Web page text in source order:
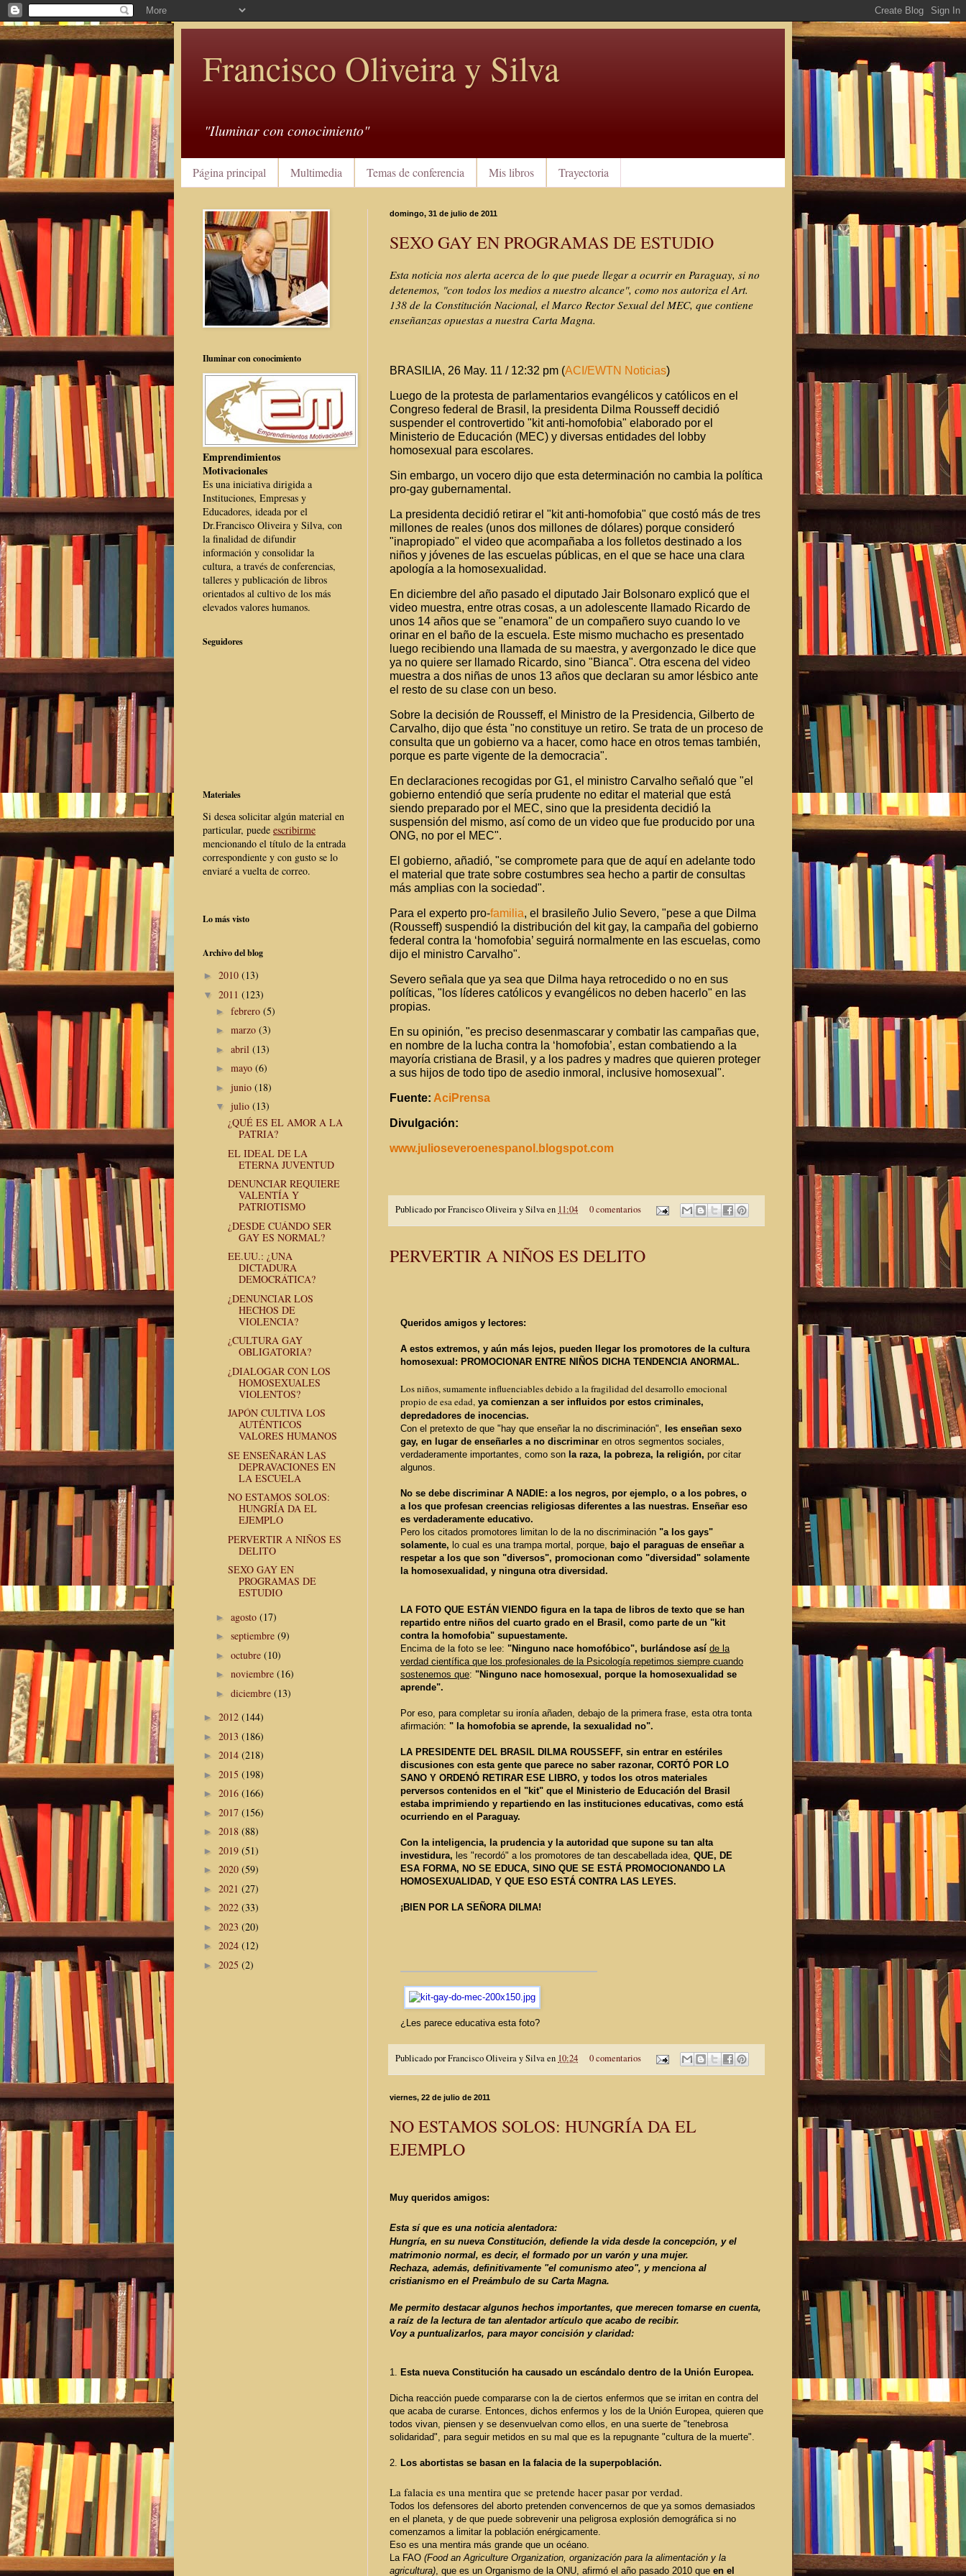
Francisco Oliveira y Silva
"Iluminar con conocimiento"
Página principal Multimedia Temas de conferencia Mis libros Trayectoria
domingo, 31 de julio de 2011
SEXO GAY EN PROGRAMAS DE ESTUDIO
Esta noticia nos alerta acerca de lo que puede llegar a ocurrir en Paraguay, si no
detenemos, "con todos los medios a nuestro alcance", como nos autoriza el Art.
138 de la Constitución Nacional, el Marco Rector Sexual del MEC, que contiene
enseñanzas opuestas a nuestra Carta Magna.
BRASILIA, 26 May. 11 / 12:32 pm (ACI/EWTN Noticias)
Luego de la protesta de parlamentarios evangélicos y católicos en el
Congreso federal de Brasil, la presidenta Dilma Rousseff decidió
suspender el controvertido "kit anti-homofobia" elaborado por el
Ministerio de Educación (MEC) y diversas entidades del lobby
homosexual para escolares.
Sin embargo, un vocero dijo que esta determinación no cambia la política
pro-gay gubernamental.
La presidenta decidió retirar el "kit anti-homofobia" que costó más de tres
millones de reales (unos dos millones de dólares) porque consideró
"inapropiado" el video que acompañaba a los folletos destinado a los
niños y jóvenes de las escuelas públicas, en el que se hace una clara
apología a la homosexualidad.
En diciembre del año pasado el diputado Jair Bolsonaro explicó que el
video muestra, entre otras cosas, a un adolescente llamado Ricardo de
unos 14 años que se "enamora" de un compañero suyo cuando lo ve
orinar en el baño de la escuela. Este mismo muchacho es presentado
luego recibiendo una llamada de su maestra, y avergonzado le dice que
ya no quiere ser llamado Ricardo, sino "Bianca". Otra escena del video
muestra a dos niñas de unos 13 años que declaran su amor lésbico ante
el resto de su clase con un beso.
Sobre la decisión de Rousseff, el Ministro de la Presidencia, Gilberto de
Carvalho, dijo que ésta "no constituye un retiro. Se trata de un proceso de
consulta que un gobierno va a hacer, como hace en otros temas también,
porque es parte vigente de la democracia".
En declaraciones recogidas por G1, el ministro Carvalho señaló que "el
gobierno entendió que sería prudente no editar el material que está
siendo preparado por el MEC, sino que la presidenta decidió la
suspensión del mismo, así como de un video que fue producido por una
ONG, no por el MEC".
El gobierno, añadió, "se compromete para que de aquí en adelante todo
el material que trate sobre costumbres sea hecho a partir de consultas
más amplias con la sociedad".
Para el experto pro-familia, el brasileño Julio Severo, "pese a que Dilma
(Rousseff) suspendió la distribución del kit gay, la campaña del gobierno
federal contra la ‘homofobia’ seguirá normalmente en las escuelas, como
dijo el ministro Carvalho".
Severo señala que ya sea que Dilma haya retrocedido o no en sus
políticas, "los líderes católicos y evangélicos no deben hacerlo" en las
propias.
En su opinión, "es preciso desenmascarar y combatir las campañas que,
en nombre de la lucha contra la ‘homofobia’, estan combatiendo a la
mayoría cristiana de Brasil, y a los padres y madres que quieren proteger
a sus hijos de todo tipo de asedio inmoral, inclusive homosexual".
Fuente: AciPrensa
Divulgación:
www.julioseveroenespanol.blogspot.com
Publicado porFrancisco Oliveira y Silvaen 11:04 0 comentarios
PERVERTIR A NIÑOS ES DELITO
Queridos amigos y lectores:
A estos extremos, y aún más lejos, pueden llegar los promotores de la cultura
homosexual: PROMOCIONAR ENTRE NIÑOS DICHA TENDENCIA ANORMAL.
Los niños, sumamente influenciables debido a la fragilidad del desarrollo emocional
propio de esa edad, ya comienzan a ser influidos por estos criminales,
depredadores de inocencias.
Con el pretexto de que "hay que enseñar la no discriminación", les enseñan sexo
gay, en lugar de enseñarles a no discriminar en otros segmentos sociales,
verdaderamente importantes, como son la raza, la pobreza, la religión, por citar
algunos.
No se debe discriminar A NADIE: a los negros, por ejemplo, o a los pobres, o
a los que profesan creencias religiosas diferentes a las nuestras. Enseñar eso
es verdaderamente educativo.
Pero los citados promotores limitan lo de la no discriminación "a los gays"
solamente, lo cual es una trampa mortal, porque, bajo el paraguas de enseñar a
respetar a los que son "diversos", promocionan como "diversidad" solamente
la homosexualidad, y ninguna otra diversidad.
LA FOTO QUE ESTÁN VIENDO figura en la tapa de libros de texto que se han
repartido entre niños del cuarto grado en el Brasil, como parte de un "kit
contra la homofobia" supuestamente.
Encima de la foto se lee: "Ninguno nace homofóbico", burlándose así de la
verdad científica que los profesionales de la Psicología repetimos siempre cuando
sostenemos que: "Ninguno nace homosexual, porque la homosexualidad se
aprende".
Por eso, para completar su ironía añaden, debajo de la primera frase, esta otra tonta
afirmación: " la homofobia se aprende, la sexualidad no".
LA PRESIDENTE DEL BRASIL DILMA ROUSSEFF, sin entrar en estériles
discusiones con esta gente que parece no saber razonar, CORTÓ POR LO
SANO Y ORDENÓ RETIRAR ESE LIBRO, y todos los otros materiales
perversos contenidos en el "kit" que el Ministerio de Educación del Brasil
estaba imprimiendo y repartiendo en las instituciones educativas, como está
ocurriendo en el Paraguay.
Con la inteligencia, la prudencia y la autoridad que supone su tan alta
investidura, les "recordó" a los promotores de tan descabellada idea, QUE, DE
ESA FORMA, NO SE EDUCA, SINO QUE SE ESTÁ PROMOCIONANDO LA
HOMOSEXUALIDAD, Y QUE ESO ESTÁ CONTRA LAS LEYES.
¡BIEN POR LA SEÑORA DILMA!
¿Les parece educativa esta foto?
Publicado porFrancisco Oliveira y Silvaen 10:24 0 comentarios
viernes, 22 de julio de 2011
NO ESTAMOS SOLOS: HUNGRÍA DA EL
EJEMPLO
Muy queridos amigos:
Esta sí que es una noticia alentadora:
Hungría, en su nueva Constitución, defiende la vida desde la concepción, y el
matrimonio normal, es decir, el formado por un varón y una mujer.
Rechaza, además, definitivamente "el comunismo ateo", y menciona al
cristianismo en el Preámbulo de su Carta Magna.
Me permito destacar algunos hechos importantes, que merecen tomarse en cuenta,
a raíz de la lectura de tan alentador artículo que acabo de recibir.
Voy a puntualizarlos, para mayor concisión y claridad:
1. Esta nueva Constitución ha causado un escándalo dentro de la Unión Europea.
Dicha reacción puede compararse con la de ciertos enfermos que se irritan en contra del
que acaba de curarse. Entonces, dichos enfermos y los de la Unión Europea, quieren que
todos vivan, piensen y se desenvuelvan como ellos, en una suerte de "tenebrosa
solidaridad", para seguir metidos en su mal que es la repugnante "cultura de la muerte".
2. Los abortistas se basan en lafalacia de la superpoblación.
La falacia es una mentira que se pretende hacer pasar por verdad.
Todos los defensores del aborto pretenden convencernos de que ya somos demasiados
en el planeta, y de que puede sobrevenir una peligrosa explosión demográfica si no
comenzamos a limitar la población enérgicamente.
Eso es una mentira más grande que un océano.
La FAO (Food an Agriculture Organization, organización para la alimentación y la
agricultura), que es un Organismo de la ONU, afirmó el año pasado 2010 que en el
Iluminar con conocimiento
Emprendimientos
Motivacionales
Es una iniciativa dirigida a
Instituciones, Empresas y
Educadores, ideada por el
Dr.Francisco Oliveira y Silva, con
la finalidad de difundir
información y consolidar la
cultura, a través de conferencias,
talleres y publicación de libros
orientados al cultivo de los más
elevados valores humanos.
Seguidores
Materiales
Si desea solicitar algún material en
particular, puede escribirme
mencionando el título de la entrada
correspondiente y con gusto se lo
enviaré a vuelta de correo.
Lo más visto
Archivo del blog
► 2010 (13)
▼ 2011 (123)
► febrero (5)
► marzo (3)
► abril (13)
► mayo (6)
► junio (18)
▼ julio (13)
¿QUÉ ES EL AMOR A LA
PATRIA?
EL IDEAL DE LA
ETERNA JUVENTUD
DENUNCIAR REQUIERE
VALENTÍA Y
PATRIOTISMO
¿DESDE CUÁNDO SER
GAY ES NORMAL?
EE.UU.: ¿UNA
DICTADURA
DEMOCRÁTICA?
¿DENUNCIAR LOS
HECHOS DE
VIOLENCIA?
¿CULTURA GAY
OBLIGATORIA?
¿DIALOGAR CON LOS
HOMOSEXUALES
VIOLENTOS?
JAPÓN CULTIVA LOS
AUTÉNTICOS
VALORES HUMANOS
SE ENSEÑARÁN LAS
DEPRAVACIONES EN
LA ESCUELA
NO ESTAMOS SOLOS:
HUNGRÍA DA EL
EJEMPLO
PERVERTIR A NIÑOS ES
DELITO
SEXO GAY EN
PROGRAMAS DE
ESTUDIO
► agosto (17)
► septiembre (9)
► octubre (10)
► noviembre (16)
► diciembre (13)
► 2012 (144)
► 2013 (186)
► 2014 (218)
► 2015 (198)
► 2016 (166)
► 2017 (156)
► 2018 (88)
► 2019 (51)
► 2020 (59)
► 2021 (27)
► 2022 (33)
► 2023 (20)
► 2024 (12)
► 2025 (2)